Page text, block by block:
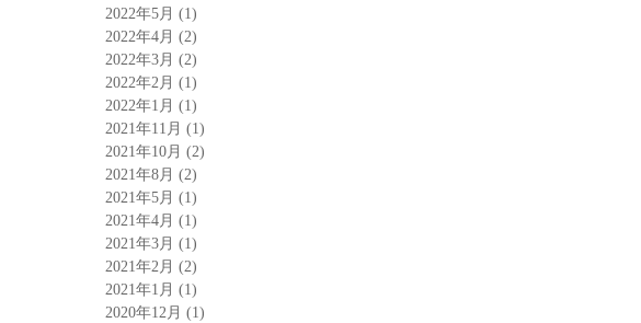
2022年5月 (1)
2022年4月 (2)
2022年3月 (2)
2022年2月 (1)
2022年1月 (1)
2021年11月 (1)
2021年10月 (2)
2021年8月 (2)
2021年5月 (1)
2021年4月 (1)
2021年3月 (1)
2021年2月 (2)
2021年1月 (1)
2020年12月 (1)